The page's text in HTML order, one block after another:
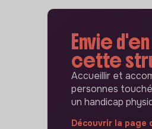
Envie
cette
Accueillir et
personnes
un handicap
Découvrir la page